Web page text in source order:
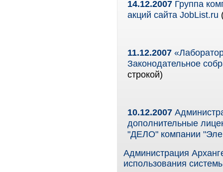
14.12.2007 Группа
акций сайта JobList.ru
11.12.2007
Законодательное
строкой)
10.12.2007
дополнительные
"ДЕЛО" компании
Администрация
использования